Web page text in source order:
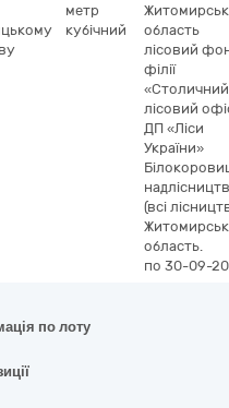
метр
кубічний
область
лісовий
філії
«Столичний
лісовий
ДП «Ліси
України»
(всі
область.
по 30-09-
по лоту